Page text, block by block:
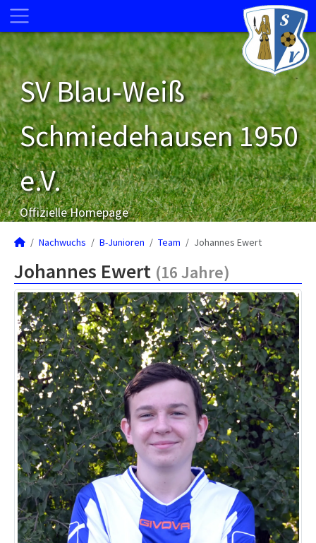
SV Blau-Weiß
Schmiedehausen 1950
e.V.
Offizielle Homepage
Nachwuchs B-Junioren Team Johannes Ewert
Johannes Ewert (16 Jahre)